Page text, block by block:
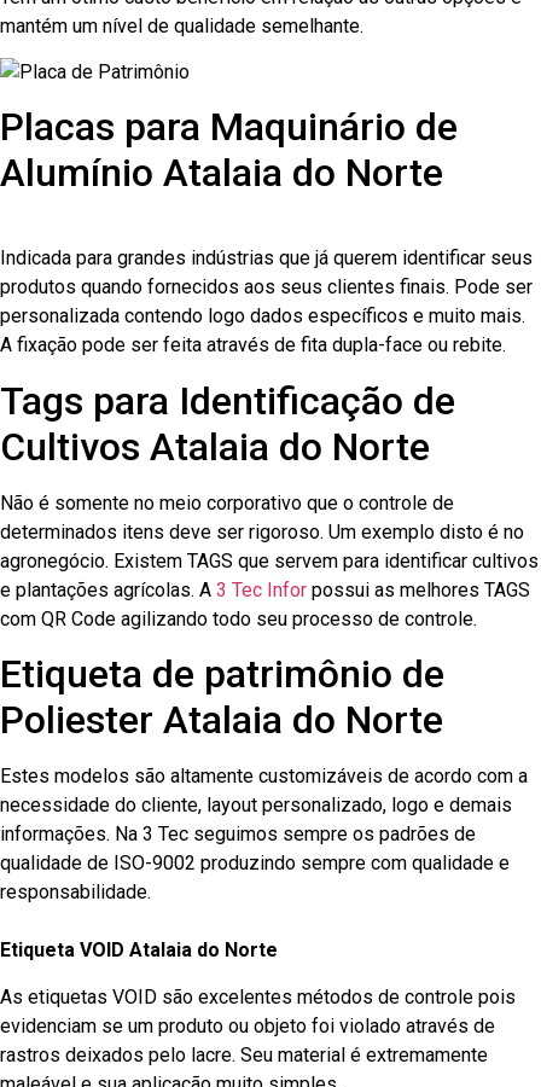
mantém um nível de qualidade semelhante.
Placas para Maquinário de
Alumínio Atalaia do Norte
Indicada para grandes indústrias que já querem identificar seus
produtos quando fornecidos aos seus clientes finais. Pode ser
personalizada contendo logo dados específicos e muito mais.
A fixação pode ser feita através de fita dupla-face ou rebite.
Tags para Identificação de
Cultivos Atalaia do Norte
Não é somente no meio corporativo que o controle de
determinados itens deve ser rigoroso. Um exemplo disto é no
agronegócio. Existem TAGS que servem para identificar cultivos
e plantações agrícolas. A 3 Tec Infor possui as melhores TAGS
com QR Code agilizando todo seu processo de controle.
Etiqueta de patrimônio de
Poliester Atalaia do Norte
Estes modelos são altamente customizáveis de acordo com a
necessidade do cliente, layout personalizado, logo e demais
informações. Na 3 Tec seguimos sempre os padrões de
qualidade de ISO-9002 produzindo sempre com qualidade e
responsabilidade.
Etiqueta VOID Atalaia do Norte
As etiquetas VOID são excelentes métodos de controle pois
evidenciam se um produto ou objeto foi violado através de
rastros deixados pelo lacre. Seu material é extremamente